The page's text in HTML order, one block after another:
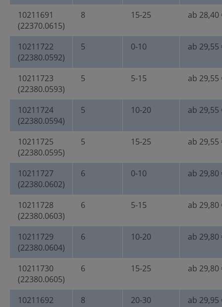
10211691
(22370.0615)
8 15-25 ab 28,40
10211722
(22380.0592)
5 0-10 ab 29,55
10211723
(22380.0593)
5 5-15 ab 29,55
10211724
(22380.0594)
5 10-20 ab 29,55
10211725
(22380.0595)
5 15-25 ab 29,55
10211727
(22380.0602)
6 0-10 ab 29,80
10211728
(22380.0603)
6 5-15 ab 29,80
10211729
(22380.0604)
6 10-20 ab 29,80
10211730
(22380.0605)
6 15-25 ab 29,80
10211692
8 20-30 ab 29,95